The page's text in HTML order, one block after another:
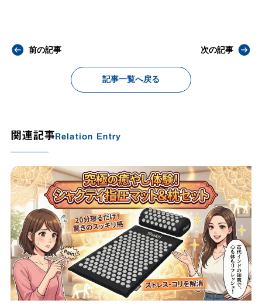
前の記事
記事一覧へ戻る
次の記事
関連記事Relation Entry